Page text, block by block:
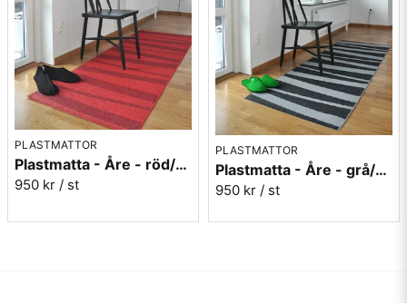
PLASTMATTOR
Plastmatta - Åre - röd/vinröd
950 kr / st
PLASTMATTOR
Plastmatta - Åre - grå/svart
950 kr / st